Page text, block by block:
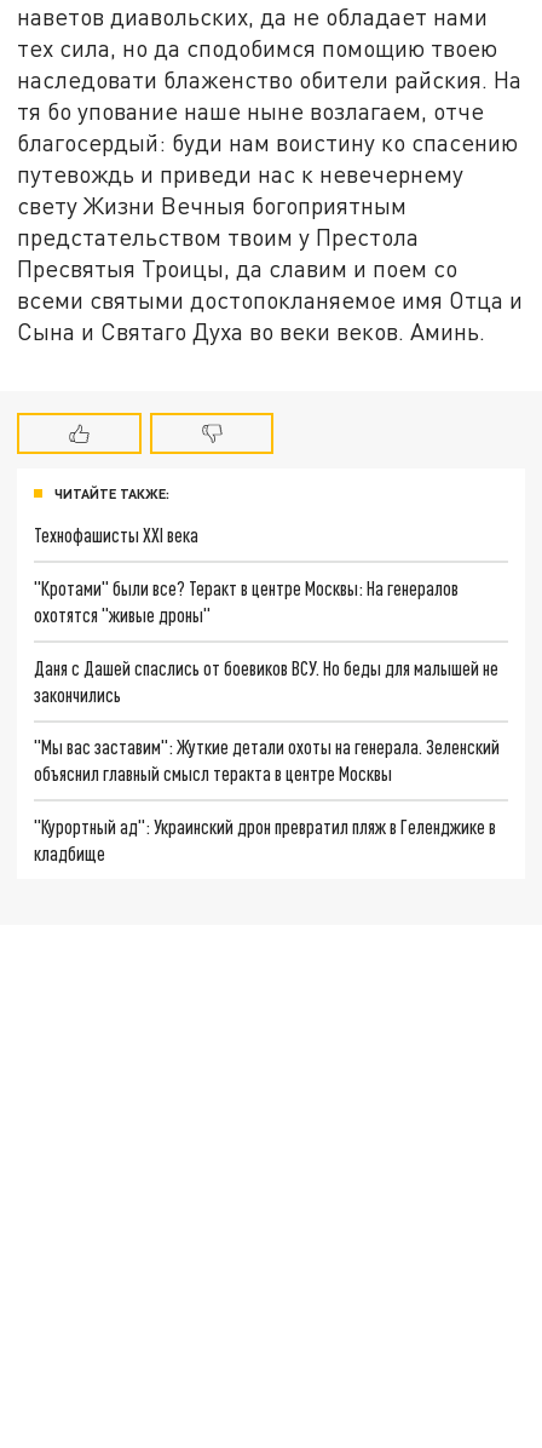
наветов диавольских, да не обладает нами
тех сила, но да сподобимся помощию твоею
наследовати блаженство обители райския. На
тя бо упование наше ныне возлагаем, отче
благосердый: буди нам воистину ко спасению
путевождь и приведи нас к невечернему
свету Жизни Вечныя богоприятным
предстательством твоим у Престола
Пресвятыя Троицы, да славим и поем со
всеми святыми достопокланяемое имя Отца и
Сына и Святаго Духа во веки веков. Аминь.
ЧИТАЙТЕ ТАКЖЕ:
Технофашисты XXI века
"Кротами" были все? Теракт в центре Москвы: На генералов
охотятся "живые дроны"
Даня с Дашей спаслись от боевиков ВСУ. Но беды для малышей не
закончились
"Мы вас заставим": Жуткие детали охоты на генерала. Зеленский
объяснил главный смысл теракта в центре Москвы
"Курортный ад": Украинский дрон превратил пляж в Геленджике в
кладбище